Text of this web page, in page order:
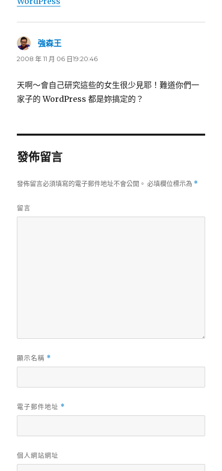
強森王
示:
2008 年 11 月 06 日19:20:46
天啊～會自己研究這些的女生很少見耶！難道你們一
家子的 WordPress 都是妳搞定的？
發佈留言
發佈留言必須填寫的電子郵件地址不會公開。 必填欄位標示為 *
留言
顯示名稱 *
電子郵件地址 *
個人網站網址